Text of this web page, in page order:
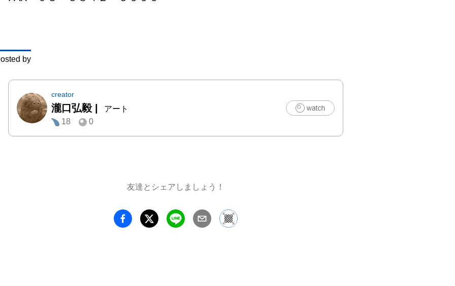
by
creator
瀧口弘毅
アート
18
0
友達とシェアしましょう！